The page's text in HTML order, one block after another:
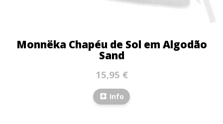
Monnëka Chapéu de Sol em Algodão
Sand
15,95 €
Info